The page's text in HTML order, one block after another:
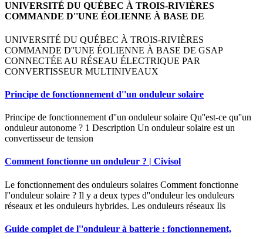
UNIVERSITÉ DU QUÉBEC À TROIS-RIVIÈRES
COMMANDE D''UNE ÉOLIENNE À BASE DE
UNIVERSITÉ DU QUÉBEC À TROIS-RIVIÈRES
COMMANDE D''UNE ÉOLIENNE À BASE DE GSAP
CONNECTÉE AU RÉSEAU ÉLECTRIQUE PAR
CONVERTISSEUR MULTINIVEAUX
Principe de fonctionnement d''un onduleur solaire
Principe de fonctionnement d''un onduleur solaire Qu''est-ce qu''un
onduleur autonome ? 1 Description Un onduleur solaire est un
convertisseur de tension
Comment fonctionne un onduleur ? | Civisol
Le fonctionnement des onduleurs solaires Comment fonctionne
l''onduleur solaire ? Il y a deux types d''onduleur les onduleurs
réseaux et les onduleurs hybrides. Les onduleurs réseaux Ils
Guide complet de l''onduleur à batterie : fonctionnement,